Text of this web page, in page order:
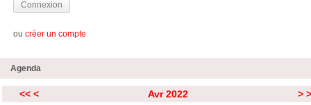
ou créer un compte
Agenda
<< < Avr 2022 >